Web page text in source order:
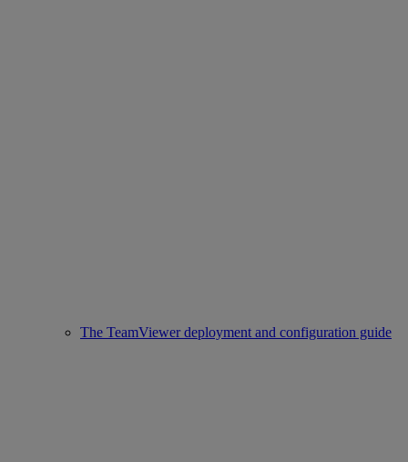
The TeamViewer deployment and configuration guide